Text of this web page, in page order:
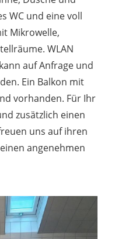
WC und eine voll
Mikrowelle,
WLAN
auf Anfrage und
Ein Balkon mit
vorhanden. Für Ihr
zusätzlich einen
uns auf ihren
angenehmen